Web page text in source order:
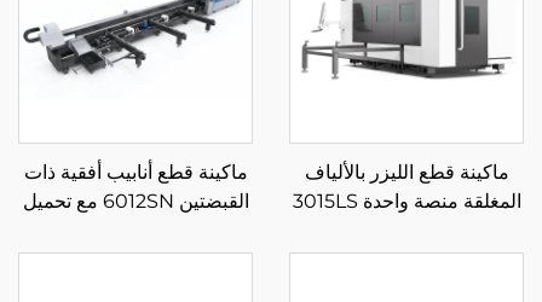
ماكينة قطع الليزر بالألياف
المغلقة منصة واحدة 3015LS
ماكينة قطع أنابيب أفقية ذات
القبضتين 6012SN مع تحميل